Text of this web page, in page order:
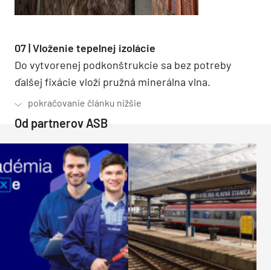
07 | Vloženie tepelnej izolácie
Do vytvorenej podkonštrukcie sa bez potreby
ďalšej fixácie vloží pružná minerálna vlna.
Od partnerov ASB